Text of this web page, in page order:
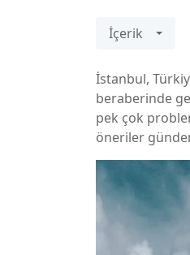
İçerik
İstanbul,
beraberinde
pek çok
öneriler